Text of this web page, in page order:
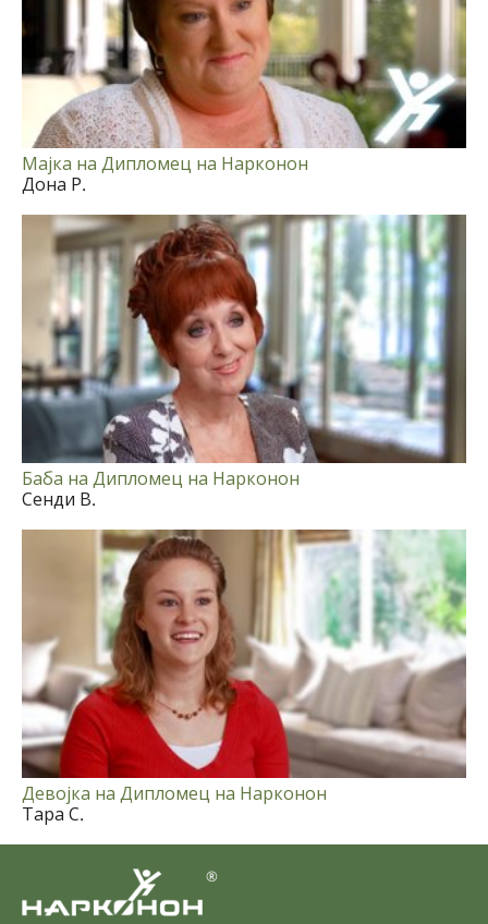
Мајка на Дипломец на Нарконон
Дона Р.
Баба на Дипломец на Нарконон
Сенди В.
Девојка на Дипломец на Нарконон
Тара С.
®